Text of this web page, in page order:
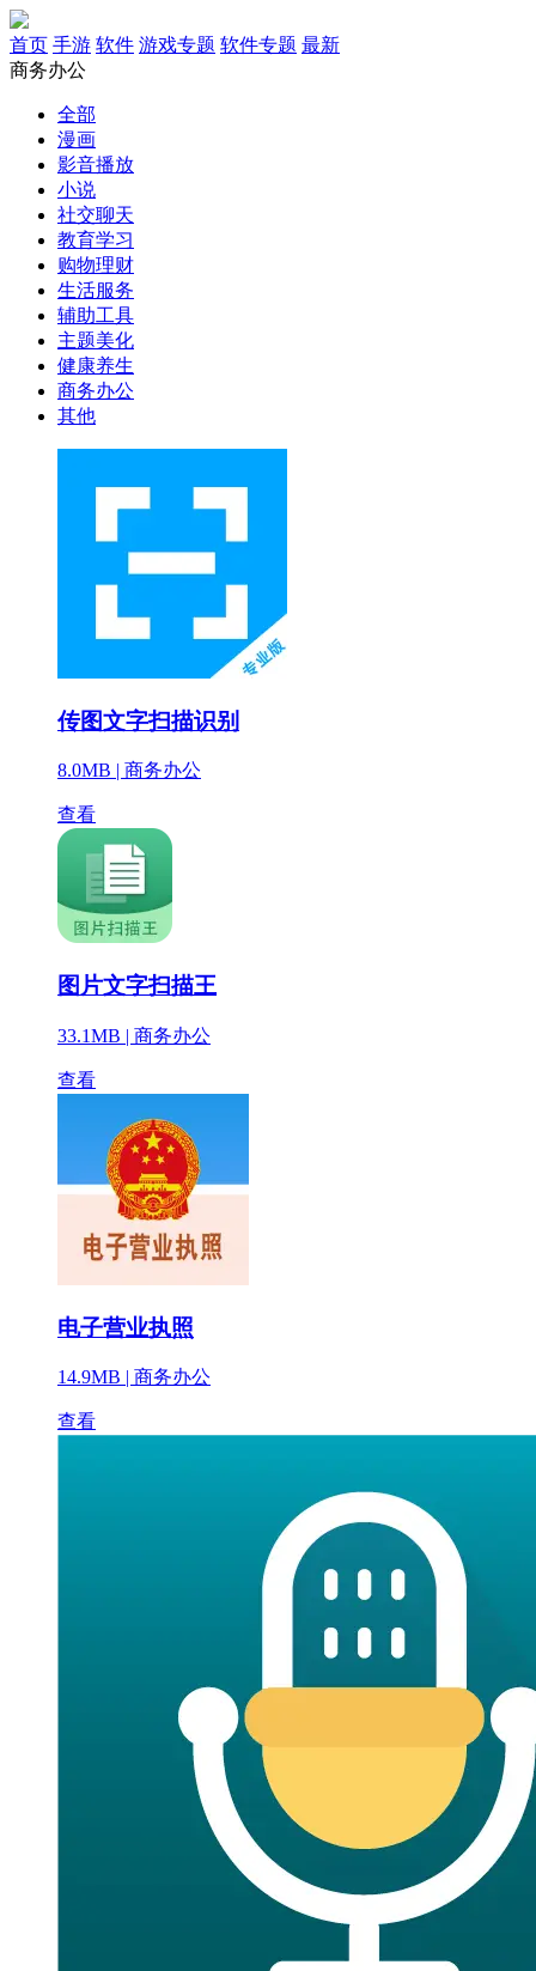
首页 手游 软件 游戏专题 软件专题 最新
商务办公
全部
漫画
影音播放
小说
社交聊天
教育学习
购物理财
生活服务
辅助工具
主题美化
健康养生
商务办公
其他
传图文字扫描识别
8.0MB | 商务办公
查看
图片文字扫描王
33.1MB | 商务办公
查看
电子营业执照
14.9MB | 商务办公
查看